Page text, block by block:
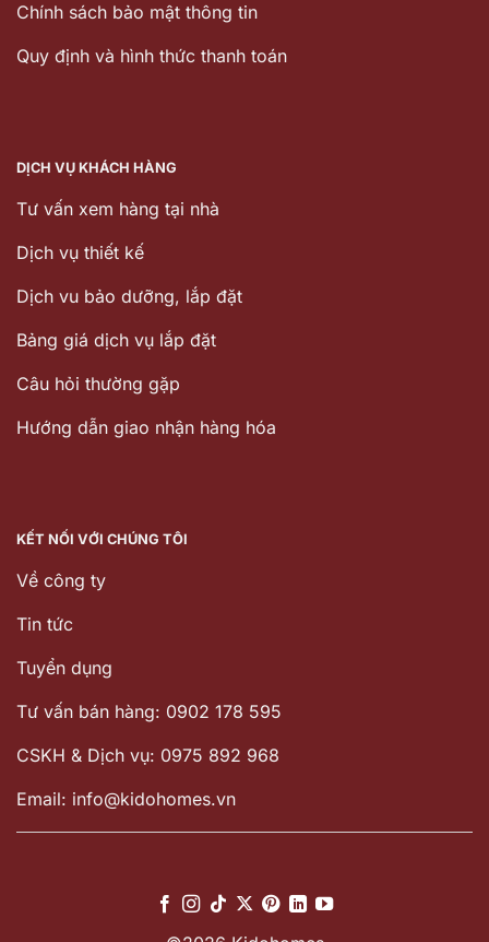
Chính sách bảo mật thông tin
Quy định và hình thức thanh toán
DỊCH VỤ KHÁCH HÀNG
Tư vấn xem hàng tại nhà
Dịch vụ thiết kế
Dịch vu bảo dưỡng, lắp đặt
Bảng giá dịch vụ lắp đặt
Câu hỏi thường gặp
Hướng dẫn giao nhận hàng hóa
KẾT NỐI VỚI CHÚNG TÔI
Về công ty
Tin tức
Tuyển dụng
Tư vấn bán hàng: 0902 178 595
CSKH & Dịch vụ: 0975 892 968
Email: info@kidohomes.vn